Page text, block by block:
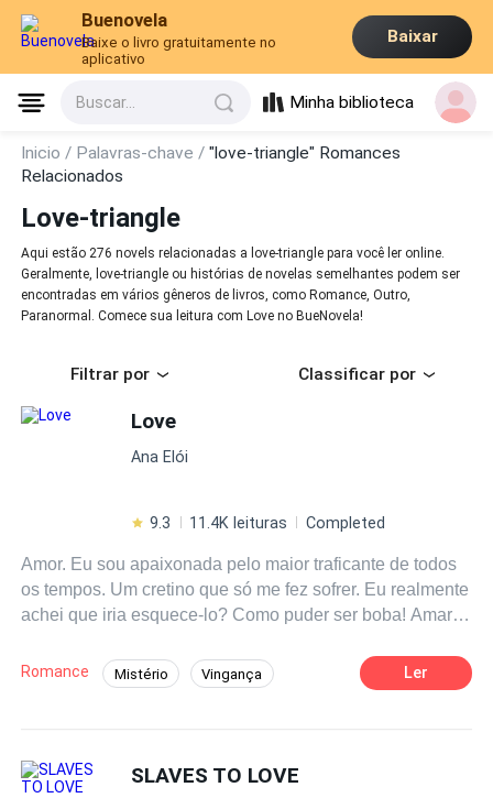
Buenovela
Baixe o livro gratuitamente no
aplicativo
Baixar
Buscar... Minha biblioteca
Inicio / Palavras-chave /"love-triangle" Romances
Relacionados
Love-triangle
Aqui estão 276 novels relacionadas a love-triangle para você ler online.
Geralmente, love-triangle ou histórias de novelas semelhantes podem ser
encontradas em vários gêneros de livros, como Romance, Outro,
Paranormal. Comece sua leitura com Love no BueNovela!
Filtrar por Classificar por
Love
Ana Elói
9.3 11.4K leituras Completed
Amor. Eu sou apaixonada pelo maior traficante de todos
os tempos. Um cretino que só me fez sofrer. Eu realmente
achei que iria esquece-lo? Como puder ser boba! Amar
Romance Mistério Vingança Ler
SLAVES TO LOVE